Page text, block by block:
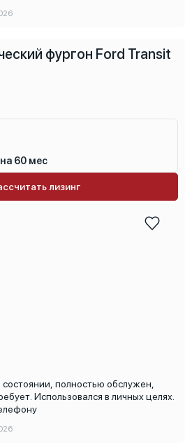
полностью обслужен,
Использовался в личных целях.
фургон Ford Transit
на 60 мес
лизинг